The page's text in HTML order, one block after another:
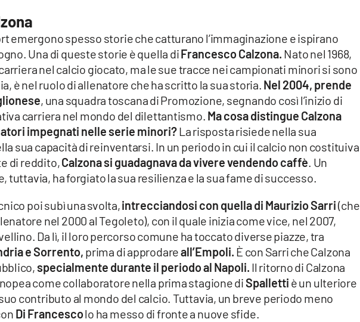
emergono spesso storie che catturano l’immaginazione e ispirano
Una di queste storie è quella diFrancesco Calzona. Nato nel 1968,
nel calcio giocato, ma le sue tracce nei campionati minori si sono
è nel ruolo di allenatore che ha scritto la sua storia. Nel 2004, prende
, una squadra toscana di Promozione, segnando così l’inizio di
carriera nel mondo del dilettantismo. Ma cosa distingue Calzona
impegnati nelle serie minori?La risposta risiede nella sua
sua capacità di reinventarsi. In un periodo in cui il calcio non costituiva
di reddito,Calzona si guadagnava da vivere vendendo caffè. Un
tuttavia, ha forgiato la sua resilienza e la sua fame di successo.
poi subì una svolta,intrecciandosi con quella di Maurizio Sarri(che
nel 2000 al Tegoleto), con il quale inizia come vice, nel 2007,
Da lì, il loro percorso comune ha toccato diverse piazze, tra
e Sorrento, prima di approdareall’Empoli. È con Sarri che Calzona
specialmente durante il periodo al Napoli. Il ritorno di Calzona
come collaboratore nella prima stagione diSpalletti è un ulteriore
contributo al mondo del calcio. Tuttavia, un breve periodo meno
Di Francescolo ha messo di fronte a nuove sfide.